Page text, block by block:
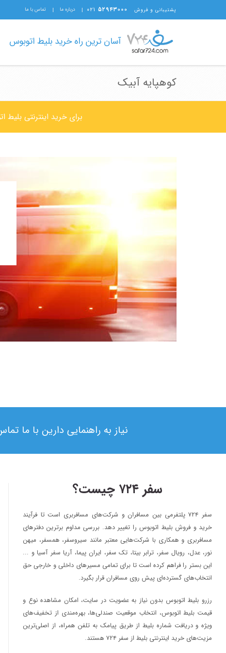
پشتیبانی و فروش ۵۲۹۴۳۰۰۰ ۰۲۱ درباره ما تماس با ما
آسان ترین راه خرید بلیط اتوبوس
کوهپایه آبیک
برای خرید اینترنتی
نیاز به راهنمایی دارین با ما
سفر ۷۲۴ چیست؟
سفر ۷۲۴ پلتفرمی بین مسافران و شرکت‌های مسافربری است تا فرآیند
خرید و فروش بلیط اتوبوس را تغییر دهد. بررسی مداوم برترین دفترهای
مسافربری و همکاری با شرکت‌هایی معتبر مانند سیروسفر، همسفر، میهن‌
نور، عدل، رویال سفر، ترابر بیتا، تک سفر، ایران پیما، آریا سفر آسیا و ...
این بستر را فراهم کرده است تا برای تمامی مسیرهای داخلی و خارجی حق
انتخاب‌های گسترده‌ای پیش روی مسافران قرار بگیرد.
رزرو بلیط اتوبوس بدون نیاز به عضویت در سایت، امکان مشاهده نوع و
قیمت بلیط اتوبوس، انتخاب موقعیت صندلی‌ها، بهره‌مندی از تخفیف‌های
ویژه و دریافت شماره‌ بلیط از طریق پیامک به تلفن همراه، از اصلی‌ترین
مزیت‌های خرید اینترنتی بلیط از سفر ۷۲۴ هستند.
بلیط اتوبوس مستقیم به نجف : راهی ساده برای شرکت در پیاده روی
اربعین ۱۴۰۳
وبلاگ
بلیط اتوبوس تهران به نجف : بهترین انتخاب برای شرکت در پیاده روی
اربعین ۱۴۰۳